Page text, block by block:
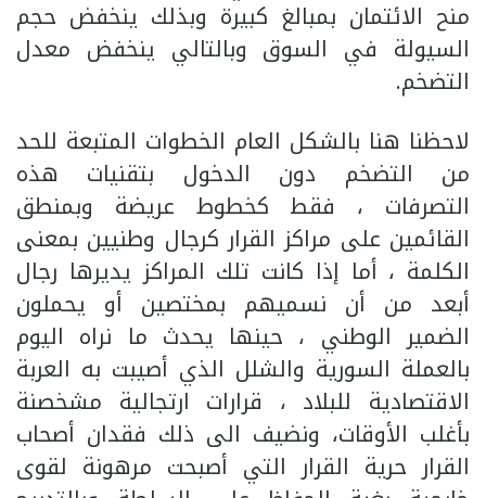
منح الائتمان بمبالغ كبيرة وبذلك ينخفض حجم
السيولة في السوق وبالتالي ينخفض معدل
التضخم.
لاحظنا هنا بالشكل العام الخطوات المتبعة للحد
من التضخم دون الدخول بتقنيات هذه
التصرفات ، فقط كخطوط عريضة وبمنطق
القائمين على مراكز القرار كرجال وطنيين بمعنى
الكلمة ، أما إذا كانت تلك المراكز يديرها رجال
أبعد من أن نسميهم بمختصين أو يحملون
الضمير الوطني ، حينها يحدث ما نراه اليوم
بالعملة السورية والشلل الذي أصيبت به العربة
الاقتصادية للبلاد ، قرارات ارتجالية مشخصنة
بأغلب الأوقات، ونضيف الى ذلك فقدان أصحاب
القرار حرية القرار التي أصبحت مرهونة لقوى